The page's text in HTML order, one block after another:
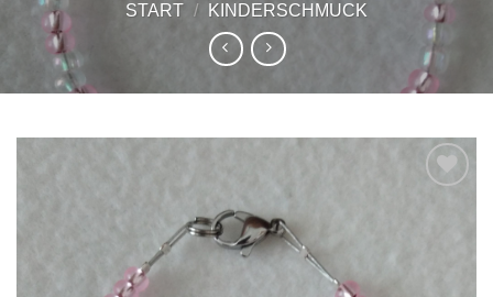
START / KINDERSCHMUCK